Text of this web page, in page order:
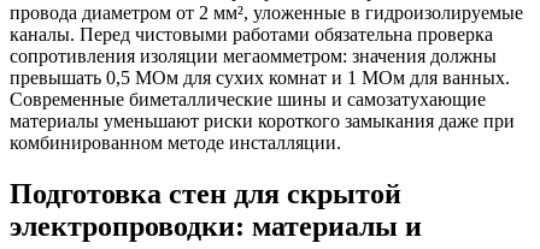
провода диаметром от 2 мм², уложенные в гидроизолируемые
каналы. Перед чистовыми работами обязательна проверка
сопротивления изоляции мегаомметром: значения должны
превышать 0,5 МОм для сухих комнат и 1 МОм для ванных.
Современные биметаллические шины и самозатухающие
материалы уменьшают риски короткого замыкания даже при
комбинированном методе инсталляции.
Подготовка стен для скрытой
электропроводки: материалы и